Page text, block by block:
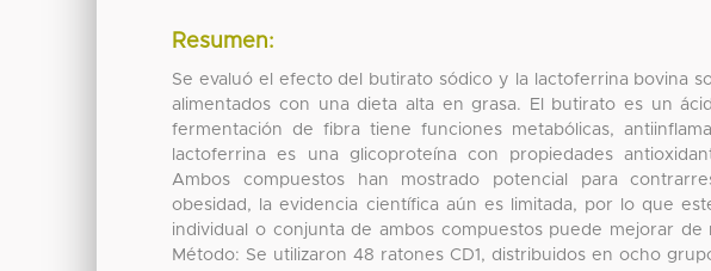
Resumen:
Se evaluó el efecto del butirato sódico y la lactoferrina bovina
alimentados con una dieta alta en grasa. El butirato es un
fermentación de fibra tiene funciones metabólicas,
lactoferrina es una glicoproteína con propiedades
Ambos compuestos han mostrado potencial para
obesidad, la evidencia científica aún es limitada, por lo que
individual o conjunta de ambos compuestos puede mejorar de
Método: Se utilizaron 48 ratones CD1, distribuidos en ocho